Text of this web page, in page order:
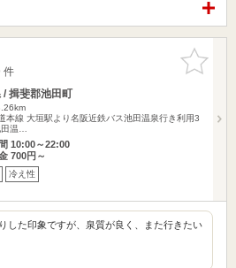
お気に入
りに追加
件
/ 揖斐郡池田町
本線 大垣駅より名阪近鉄バス池田温泉行き利用3
温…
10:00～22:00
700円～
冷え性
した印象ですが、泉質が良く、また行きたい